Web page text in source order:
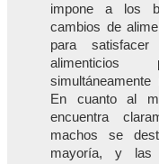
impone a los
cambios de
para satisfacer
En cuanto al
encuentra
machos se
mayoría, y las